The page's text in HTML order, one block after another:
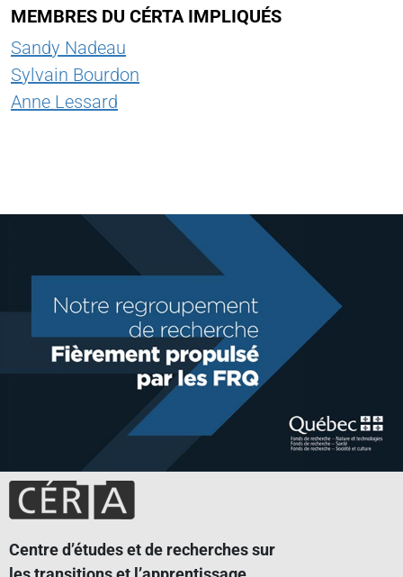
MEMBRES DU CÉRTA IMPLIQUÉS
Sandy Nadeau
Sylvain Bourdon
Anne Lessard
Centre d’études et de recherches sur